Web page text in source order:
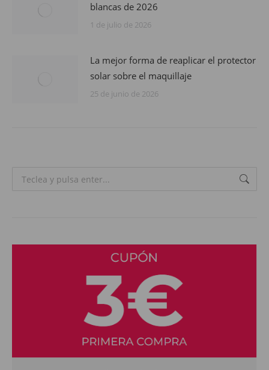
blancas de 2026
1 de julio de 2026
La mejor forma de reaplicar el protector
solar sobre el maquillaje
25 de junio de 2026
Search: